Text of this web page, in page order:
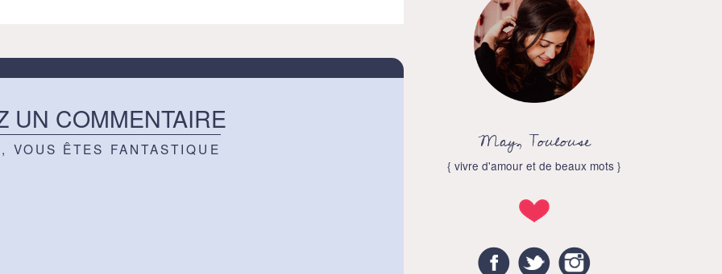
UN COMMENTAIRE
VOUS ÊTES FANTASTIQUE May, Toulouse
{ vivre d'amour et de beaux mots }
FacebookTwitter